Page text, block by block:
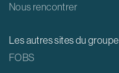
Nous rencontrer
Les autres sites du groupe
FOBS